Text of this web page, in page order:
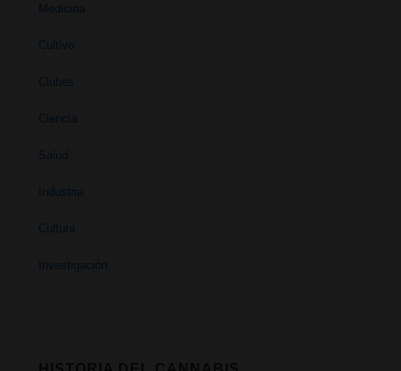
Medicina
Cultivo
Clubes
Ciencia
Salud
Industria
Cultura
Investigación